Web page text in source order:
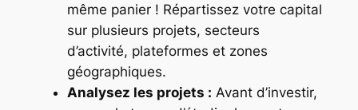
même panier ! Répartissez votre capital
sur plusieurs projets, secteurs
d’activité, plateformes et zones
géographiques.
Analysez les projets : Avant d’investir,